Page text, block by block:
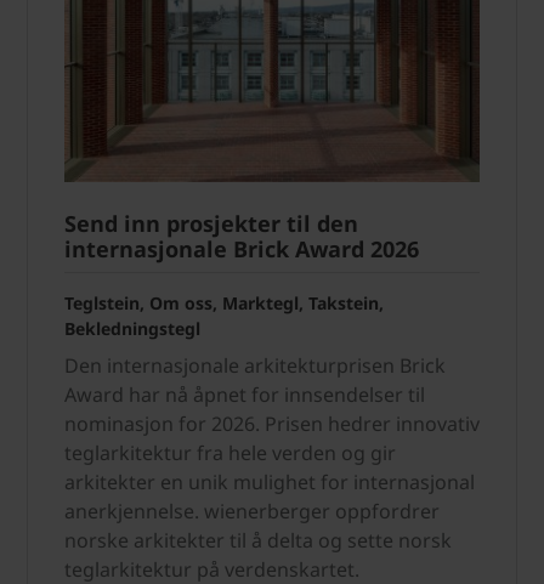
Send inn prosjekter til den
internasjonale Brick Award 2026
Teglstein, Om oss, Marktegl, Takstein,
Bekledningstegl
Den internasjonale arkitekturprisen Brick
Award har nå åpnet for innsendelser til
nominasjon for 2026. Prisen hedrer innovativ
teglarkitektur fra hele verden og gir
arkitekter en unik mulighet for internasjonal
anerkjennelse. wienerberger oppfordrer
norske arkitekter til å delta og sette norsk
teglarkitektur på verdenskartet.